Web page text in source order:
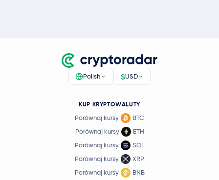
Polish $USD
KUP KRYPTOWALUTY
Porównaj kursy
BTC
Porównaj kursy
ETH
Porównaj kursy
SOL
Porównaj kursy
XRP
Porównaj kursy
BNB